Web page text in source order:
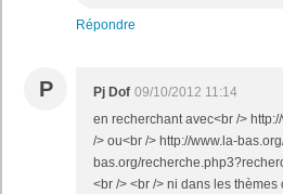
Répondre
P Pj Dof 09/10/2012 11:14
en recherchant avec<br />
/> ou<br /> http://www.la-
bas.org/
<br /> <br /> ni dans les